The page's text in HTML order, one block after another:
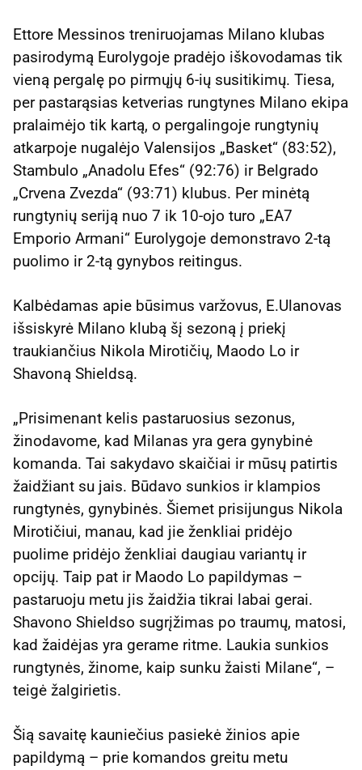
Ettore Messinos treniruojamas Milano klubas
pasirodymą Eurolygoje pradėjo iškovodamas tik
vieną pergalę po pirmųjų 6-ių susitikimų. Tiesa,
per pastarąsias ketverias rungtynes Milano ekipa
pralaimėjo tik kartą, o pergalingoje rungtynių
atkarpoje nugalėjo Valensijos „Basket“ (83:52),
Stambulo „Anadolu Efes“ (92:76) ir Belgrado
„Crvena Zvezda“ (93:71) klubus. Per minėtą
rungtynių seriją nuo 7 ik 10-ojo turo „EA7
Emporio Armani“ Eurolygoje demonstravo 2-tą
puolimo ir 2-tą gynybos reitingus.
Kalbėdamas apie būsimus varžovus, E.Ulanovas
išsiskyrė Milano klubą šį sezoną į priekį
traukiančius Nikola Mirotičių, Maodo Lo ir
Shavoną Shieldsą.
„Prisimenant kelis pastaruosius sezonus,
žinodavome, kad Milanas yra gera gynybinė
komanda. Tai sakydavo skaičiai ir mūsų patirtis
žaidžiant su jais. Būdavo sunkios ir klampios
rungtynės, gynybinės. Šiemet prisijungus Nikola
Mirotičiui, manau, kad jie ženkliai pridėjo
puolime pridėjo ženkliai daugiau variantų ir
opcijų. Taip pat ir Maodo Lo papildymas –
pastaruoju metu jis žaidžia tikrai labai gerai.
Shavono Shieldso sugrįžimas po traumų, matosi,
kad žaidėjas yra gerame ritme. Laukia sunkios
rungtynės, žinome, kaip sunku žaisti Milane“, –
teigė žalgirietis.
Šią savaitę kauniečius pasiekė žinios apie
papildymą – prie komandos greitu metu